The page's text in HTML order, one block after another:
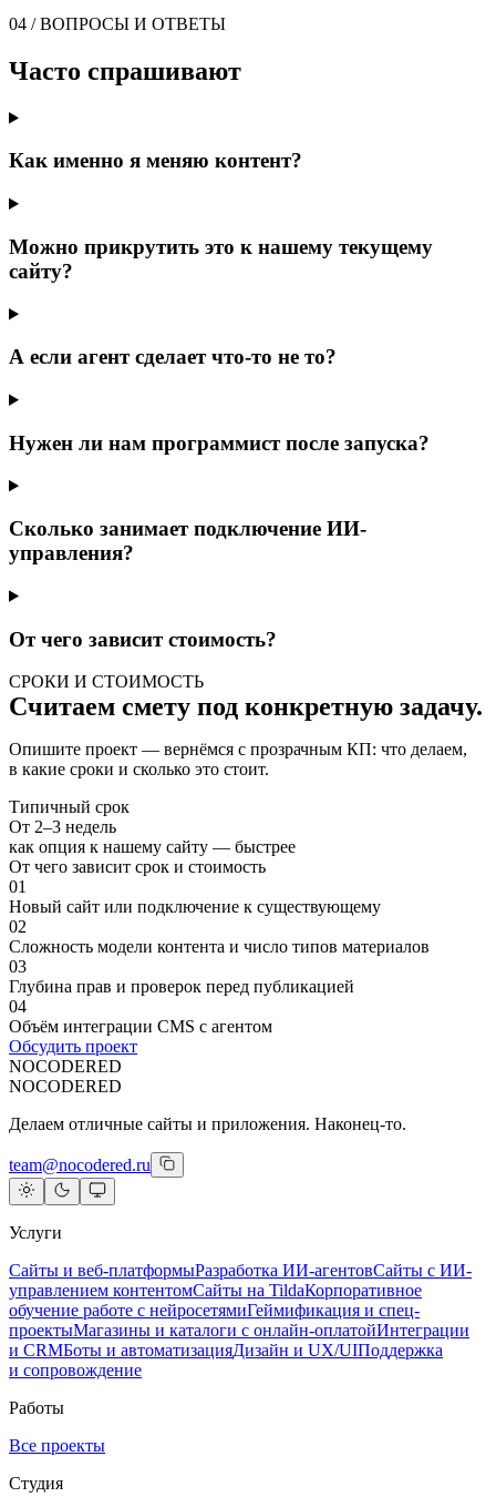
04 / ВОПРОСЫ И ОТВЕТЫ
Часто спрашивают
Как именно я меняю контент?
Можно прикрутить это к нашему текущему
сайту?
А если агент сделает что-то не то?
Нужен ли нам программист после запуска?
Сколько занимает подключение ИИ-
управления?
От чего зависит стоимость?
СРОКИ И СТОИМОСТЬ
Считаем смету под конкретную задачу.
Опишите проект — вернёмся с прозрачным КП: что делаем,
в какие сроки и сколько это стоит.
Типичный срок
От 2–3 недель
как опция к нашему сайту — быстрее
От чего зависит срок и стоимость
01
Новый сайт или подключение к существующему
02
Сложность модели контента и число типов материалов
03
Глубина прав и проверок перед публикацией
04
Объём интеграции CMS с агентом
Обсудить проект
NOCODERED
NOCODERED
Делаем отличные сайты и приложения. Наконец-то.
team@nocodered.ru
Услуги
Сайты и веб-платформыРазработка ИИ-агентовСайты с ИИ-
управлением контентомСайты на TildaКорпоративное
обучение работе с нейросетямиГеймификация и спец-
проектыМагазины и каталоги с онлайн-оплатойИнтеграции
и CRMБоты и автоматизацияДизайн и UX/UIПоддержка
и сопровождение
Работы
Все проекты
Студия